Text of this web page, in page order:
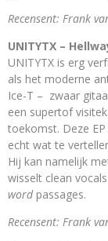
Recensent: Frank
UNITYTX –
UNITYTX is erg
als het moderne
Ice-T – zwaar
een supertof
toekomst. Deze
echt wat te
Hij kan namelijk
wisselt clean
wordpassages.
Recensent: Frank